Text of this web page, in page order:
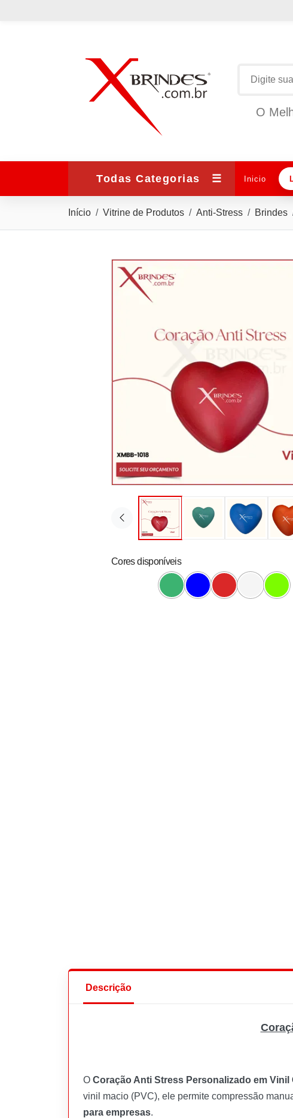
O
Todas Categorias ☰ Inicio
Início Vitrine de Produtos Anti-Stress Brindes
Cores disponíveis
Descrição
O Coração Anti Stress Personalizado em Vinil
vinil macio (PVC), ele permite compressão
para empresas.